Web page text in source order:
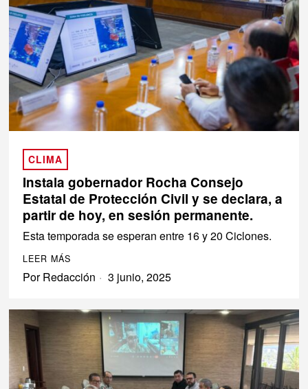
CLIMA
Instala gobernador Rocha Consejo
Estatal de Protección Civil y se declara, a
partir de hoy, en sesión permanente.
Esta temporada se esperan entre 16 y 20 Ciclones.
LEER MÁS
PorRedacción 3 junio, 2025